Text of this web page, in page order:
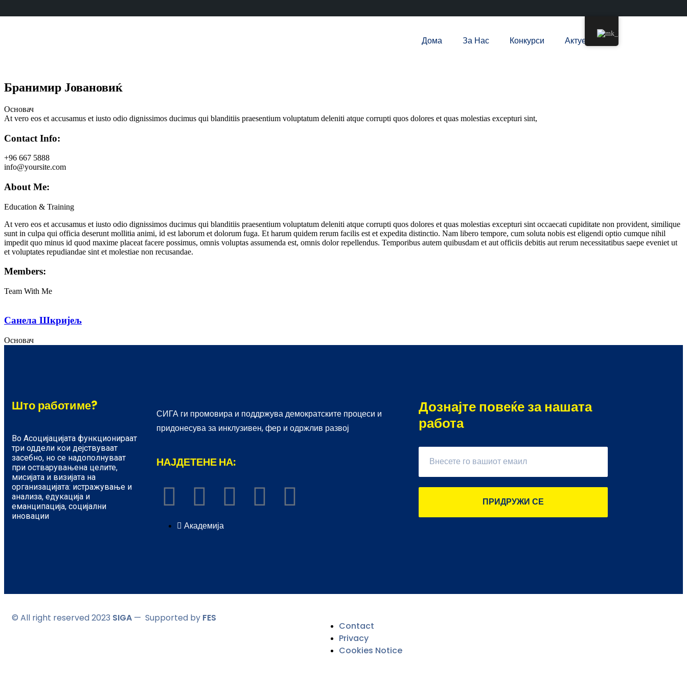
Дома За Нас Конкурси Актуелно
Бранимир Јовановиќ
Основач
At vero eos et accusamus et iusto odio dignissimos ducimus qui blanditiis praesentium voluptatum deleniti atque corrupti quos dolores et quas molestias excepturi sint,
Contact Info:
+96 667 5888
info@yoursite.com
About Me:
Education & Training
At vero eos et accusamus et iusto odio dignissimos ducimus qui blanditiis praesentium voluptatum deleniti atque corrupti quos dolores et quas molestias excepturi sint occaecati cupiditate non provident, similique
sunt in culpa qui officia deserunt mollitia animi, id est laborum et dolorum fuga. Et harum quidem rerum facilis est et expedita distinctio. Nam libero tempore, cum soluta nobis est eligendi optio cumque nihil
impedit quo minus id quod maxime placeat facere possimus, omnis voluptas assumenda est, omnis dolor repellendus. Temporibus autem quibusdam et aut officiis debitis aut rerum necessitatibus saepe eveniet ut
et voluptates repudiandae sint et molestiae non recusandae.
Members:
Team With Me
Санела Шкријељ
Основач
Што работиме?
Во Асоцијацијата функционираат
три оддели кои дејствуваат
засебно, но се надополнуваат
при остварувањена целите,
мисијата и визијата на
организацијата: истражување и
анализа, едукација и
еманципација, социјални
иновации
СИГА ги промовира и поддржува демократските процеси и
придонесува за инклузивен, фер и одржлив развој
НАЈДЕТЕНЕ НА:
Академија
Дознајте повеќе за нашата
работа
ПРИДРУЖИ СЕ
© All right reserved 2023 SIGA — Supported by FES
Contact
Privacy
Cookies Notice